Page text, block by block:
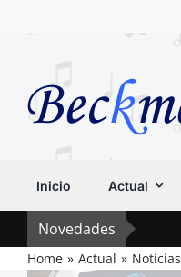
Inicio Actual
Novedades
Home Actual Noticias